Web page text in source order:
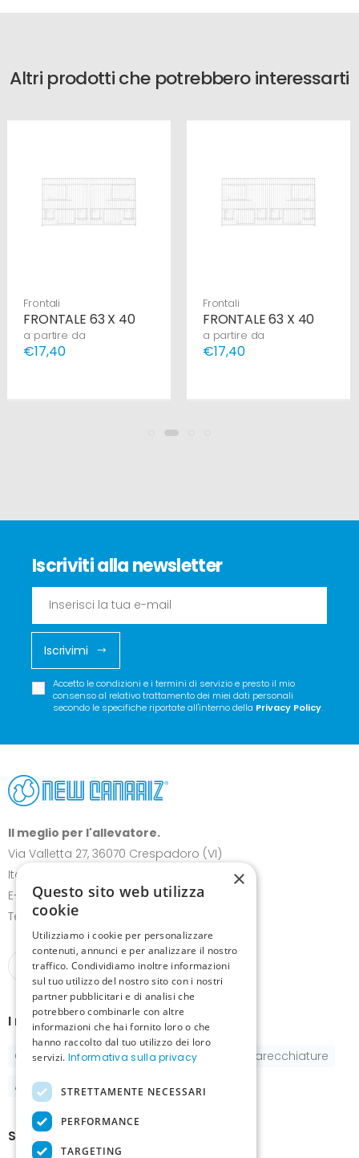
Altri prodotti che potrebbero interessarti
Frontali
FRONTALE 63 X 40
a partire da
€17,40
Frontali
FRONTALE 63 X 40
a partire da
€17,40
Iscriviti alla newsletter
Iscrivimi
Accetto le condizioni e i termini di servizio e presto il mio
consenso al relativo trattamento dei miei dati personali
secondo le specifiche riportate all'interno della Privacy Policy.
Il meglio per l'allevatore.
Via Valletta 27, 36070 Crespadoro (VI)
Italia
E-mail:info@canariz.it
Telefono+39 345 837 8123
I nostri prodotti
Gabbie Pastoncini e integratori
Apparecchiature
Accessori
Show-room
×
Questo sito web utilizza
cookie
Utilizziamo i cookie per personalizzare
contenuti, annunci e per analizzare il nostro
traffico. Condividiamo inoltre informazioni
sul tuo utilizzo del nostro sito con i nostri
partner pubblicitari e di analisi che
potrebbero combinarle con altre
informazioni che hai fornito loro o che
hanno raccolto dal tuo utilizzo dei loro
servizi. Informativa sulla privacy
STRETTAMENTE NECESSARI
PERFORMANCE
TARGETING